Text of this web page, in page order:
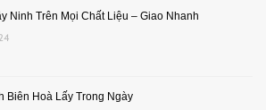
Ninh Trên Mọi Chất Liệu – Giao Nhanh
Biên Hoà Lấy Trong Ngày